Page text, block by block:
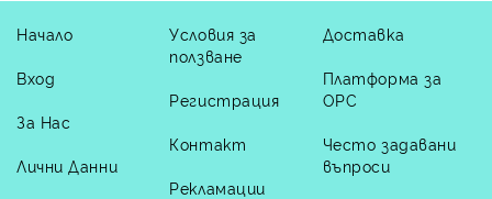
Начало
Вход
За Нас
Лични Данни
Условия за
ползване
Регистрация
Контакт
Рекламации
Доставка
Платформа за
ОРС
Често задавани
въпроси